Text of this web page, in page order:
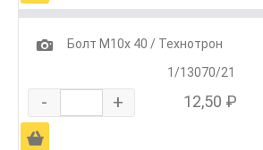
1
Болт М10х 40 / Технотрон
1/13070/21
- + 12,50 ₽
Ä